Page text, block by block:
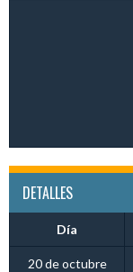
DETALLES
Día
20 de octubre